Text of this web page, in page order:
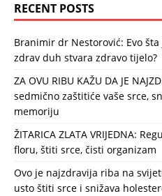
RECENT POSTS
Branimir dr Nestorović: Evo
zdrav duh stvara zdravo tijelo?
ZA OVU RIBU KAŽU DA JE
sedmično zaštitiće vaše srce,
memoriju
ŽITARICA ZLATA VRIJEDNA:
floru, štiti srce, čisti organizam
Ovo je najzdravija riba na
usto štiti srce i snižava